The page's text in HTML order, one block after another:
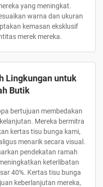
yang meningkat.
warna dan ukuran
kemasan eksklusif
merek mereka.
Lingkungan untuk
Butik
bertujuan membedakan
Mereka bermitra
kertas tisu bunga kami,
menarik secara visual.
pendekatan ramah
keterlibatan
40%. Kertas tisu bunga
keberlanjutan mereka,